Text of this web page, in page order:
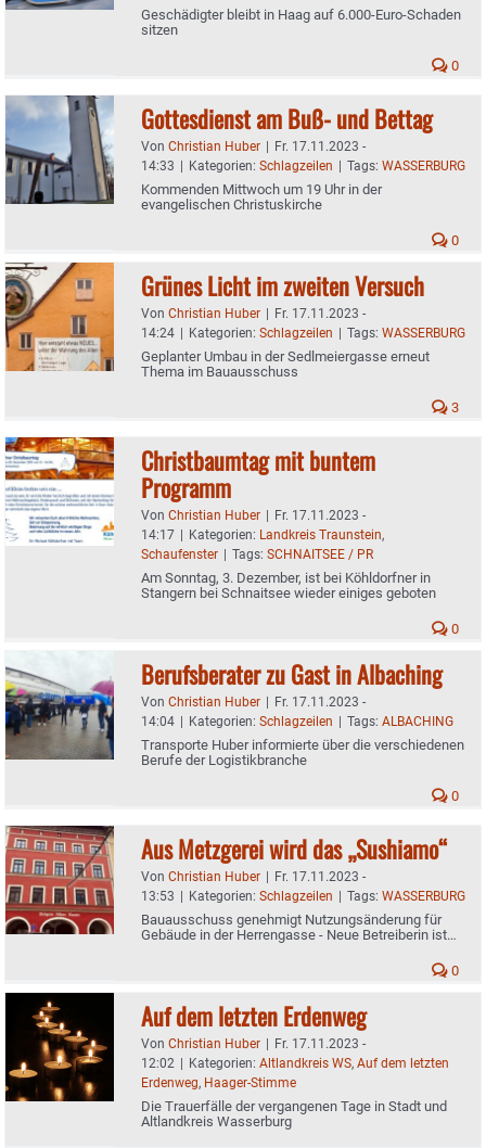
Geschädigter bleibt in Haag auf 6.000-Euro-Schaden
sitzen
0
Gottesdienst am Buß- und Bettag
Von Christian Huber | Fr. 17.11.2023 -
14:33 | Kategorien: Schlagzeilen | Tags: WASSERBURG
Kommenden Mittwoch um 19 Uhr in der
evangelischen Christuskirche
0
Grünes Licht im zweiten Versuch
Von Christian Huber | Fr. 17.11.2023 -
14:24 | Kategorien: Schlagzeilen | Tags: WASSERBURG
Geplanter Umbau in der Sedlmeiergasse erneut
Thema im Bauausschuss
3
Christbaumtag mit buntem
Programm
Von Christian Huber | Fr. 17.11.2023 -
14:17 | Kategorien: Landkreis Traunstein,
Schaufenster | Tags: SCHNAITSEE / PR
Am Sonntag, 3. Dezember, ist bei Köhldorfner in
Stangern bei Schnaitsee wieder einiges geboten
0
Berufsberater zu Gast in Albaching
Von Christian Huber | Fr. 17.11.2023 -
14:04 | Kategorien: Schlagzeilen | Tags: ALBACHING
Transporte Huber informierte über die verschiedenen
Berufe der Logistikbranche
0
Aus Metzgerei wird das „Sushiamo“
Von Christian Huber | Fr. 17.11.2023 -
13:53 | Kategorien: Schlagzeilen | Tags: WASSERBURG
Bauausschuss genehmigt Nutzungsänderung für
Gebäude in der Herrengasse - Neue Betreiberin ist
0
Auf dem letzten Erdenweg
Von Christian Huber | Fr. 17.11.2023 -
12:02 | Kategorien: Altlandkreis WS, Auf dem letzten
Erdenweg, Haager-Stimme
Die Trauerfälle der vergangenen Tage in Stadt und
Altlandkreis Wasserburg